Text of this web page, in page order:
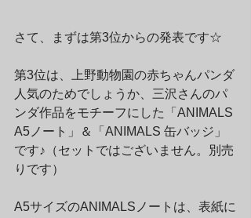
さて、まずは第3位からの発表です☆
第3位は、上野動物園の赤ちゃんパンダ
人気のためでしょうか、三沢さんのパ
ンダ作品をモチーフにした「ANIMALS
A5ノート」＆「ANIMALS 缶バッジ」
です♪（セットではございません。別売
りです）
A5サイズのANIMALSノートは、表紙に